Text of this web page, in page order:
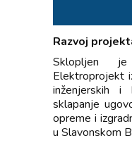
Razvoj
Sklopljen
Elektroprojekt
inženjerskih i
sklapanje
opreme i
u Slavonskom